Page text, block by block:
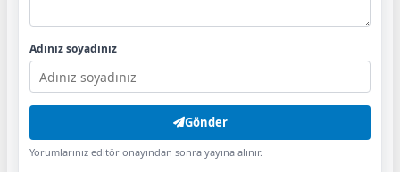
Adınız soyadınız
Gönder
Yorumlarınız editör onayından sonra yayına alınır.